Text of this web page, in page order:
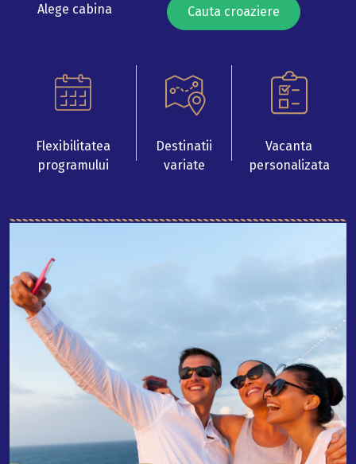
Alege cabina Cauta croaziere
Flexibilitatea
programului
Destinatii
variate
Vacanta
personalizata